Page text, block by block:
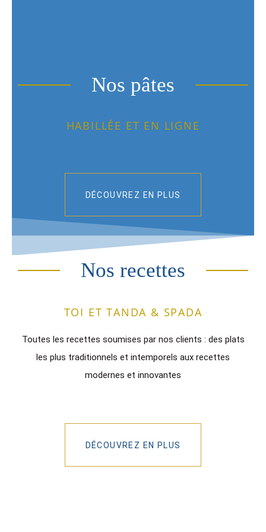
Nos pâtes
HABILLÉE ET EN LIGNE
DÉCOUVREZ EN PLUS
Nos recettes
TOI ET TANDA & SPADA
Toutes les recettes soumises par nos clients : des plats
les plus traditionnels et intemporels aux recettes
modernes et innovantes
DÉCOUVREZ EN PLUS